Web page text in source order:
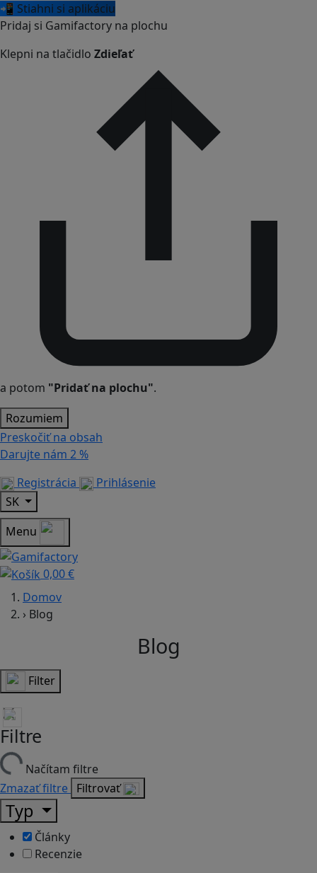
📲 Stiahni si aplikáciu
Pridaj si Gamifactory na plochu
Klepni na tlačidlo Zdieľať
a potom "Pridať na plochu".
Rozumiem
Preskočiť na obsah
Darujte nám 2 %
Registrácia
Prihlásenie
SK
Menu
0,00 €
Domov
› Blog
Blog
Filter
Filtre
Načítam filtre
Zmazať filtre Filtrovať
Typ
Články
Recenzie